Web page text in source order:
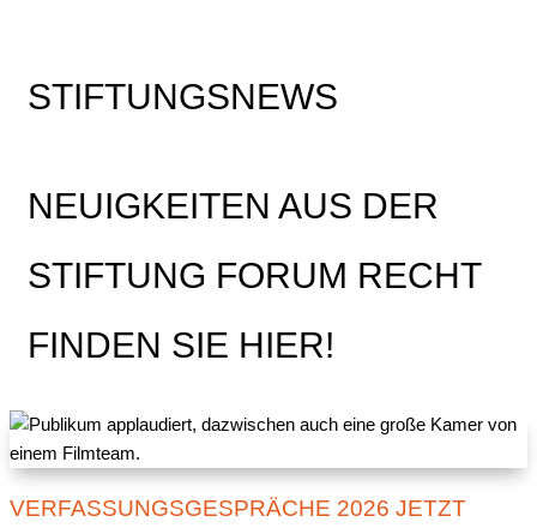
STIFTUNGSNEWS
NEUIGKEITEN AUS DER
STIFTUNG FORUM RECHT
FINDEN SIE HIER!
VERFASSUNGSGESPRÄCHE 2026 JETZT